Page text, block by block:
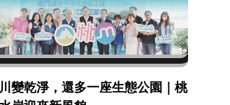
變乾淨，還多一座生態公園｜桃